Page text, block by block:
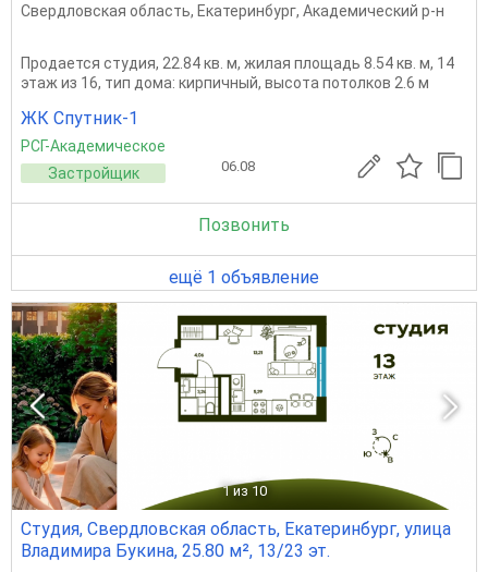
Свердловская область, Екатеринбург, Академический р-н
Продается студия, 22.84 кв. м, жилая площадь 8.54 кв. м, 14
этаж из 16, тип дома: кирпичный, высота потолков 2.6 м
ЖК Спутник-1
РСГ-Академическое
Застройщик
06.08
Позвонить
ещё 1 объявление
1 из 10
Студия, Свердловская область, Екатеринбург, улица
Владимира Букина, 25.80 м², 13/23 эт.